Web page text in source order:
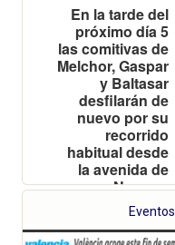
En la tarde del
próximo día 5
las comitivas de
Melchor, Gaspar
y Baltasar
desfilarán de
nuevo por su
recorrido
habitual desde
la avenida de
Navarro
Reverter
Eventos